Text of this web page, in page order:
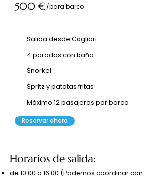
500 €/para barco
Salida desde Cagliari
4 paradas con baño
Snorkel
Spritz y patatas fritas
Máximo 12 pasajeros por barco
Reservar ahora
Horarios de salida:
de 10:00 a 16:00 (Podemos coordinar con